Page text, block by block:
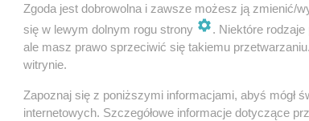
Zgoda jest dobrowolna i zawsze możesz ją zmienić/
się w lewym dolnym rogu strony
. Niektóre
ale masz prawo sprzeciwić się takiemu
witrynie.
Zapoznaj się z poniższymi informacjami, abyś mógł
internetowych. Szczegółowe informacje dotyczące